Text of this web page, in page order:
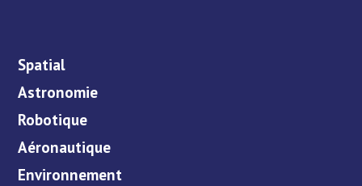
Spatial
Astronomie
Robotique
Aéronautique
Environnement